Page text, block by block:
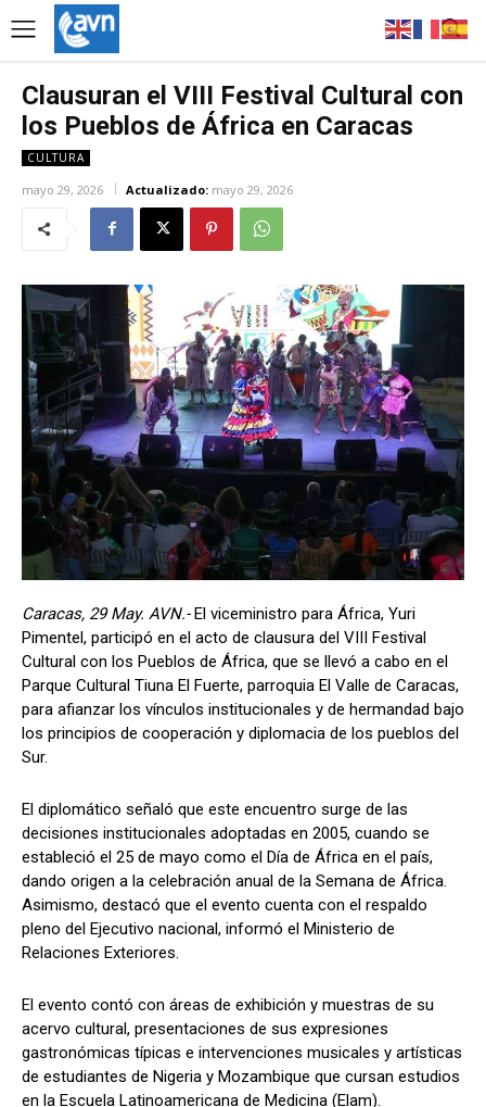
Clausuran el VIII Festival Cultural con
los Pueblos de África en Caracas
CULTURA
mayo 29, 2026 Actualizado: mayo 29, 2026
Caracas, 29 May. AVN.-El viceministro para África, Yuri
Pimentel, participó en el acto de clausura del VIII Festival
Cultural con los Pueblos de África, que se llevó a cabo en el
Parque Cultural Tiuna El Fuerte, parroquia El Valle de Caracas,
para afianzar los vínculos institucionales y de hermandad bajo
los principios de cooperación y diplomacia de los pueblos del
Sur.
El diplomático señaló que este encuentro surge de las
decisiones institucionales adoptadas en 2005, cuando se
estableció el 25 de mayo como el Día de África en el país,
dando origen a la celebración anual de la Semana de África.
Asimismo, destacó que el evento cuenta con el respaldo
pleno del Ejecutivo nacional, informó el Ministerio de
Relaciones Exteriores.
El evento contó con áreas de exhibición y muestras de su
acervo cultural, presentaciones de sus expresiones
gastronómicas típicas e intervenciones musicales y artísticas
de estudiantes de Nigeria y Mozambique que cursan estudios
en la Escuela Latinoamericana de Medicina (Elam).